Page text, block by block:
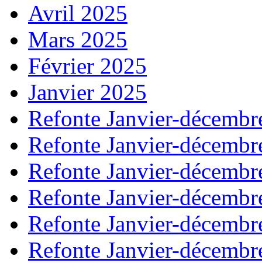
Avril 2025
Mars 2025
Février 2025
Janvier 2025
Refonte Janvier-
Refonte Janvier-
Refonte Janvier-
Refonte Janvier-
Refonte Janvier-
Refonte Janvier-